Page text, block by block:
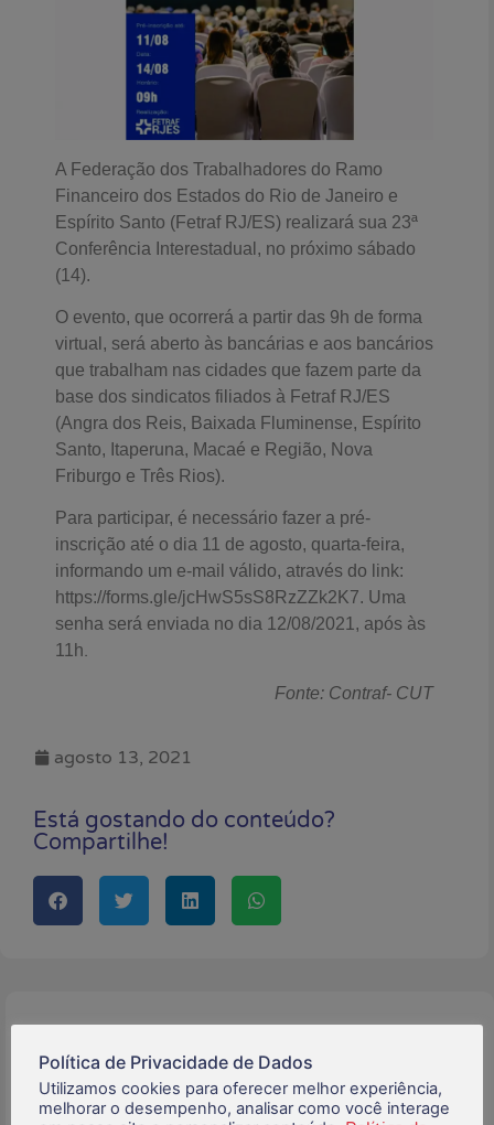
A Federação dos Trabalhadores do Ramo
Financeiro dos Estados do Rio de Janeiro e
Espírito Santo (Fetraf RJ/ES) realizará sua 23ª
Conferência Interestadual, no próximo sábado
(14).
O evento, que ocorrerá a partir das 9h de forma
virtual, será aberto às bancárias e aos bancários
que trabalham nas cidades que fazem parte da
base dos sindicatos filiados à Fetraf RJ/ES
(Angra dos Reis, Baixada Fluminense, Espírito
Santo, Itaperuna, Macaé e Região, Nova
Friburgo e Três Rios).
Para participar, é necessário fazer a pré-
inscrição até o dia 11 de agosto, quarta-feira,
informando um e-mail válido, através do link:
https://forms.gle/jcHwS5sS8RzZZk2K7. Uma
senha será enviada no dia 12/08/2021, após às
11h.
Fonte: Contraf- CUT
agosto 13, 2021
Está gostando do conteúdo?
Compartilhe!
Política de Privacidade de Dados
Utilizamos cookies para oferecer melhor experiência,
melhorar o desempenho, analisar como você interage